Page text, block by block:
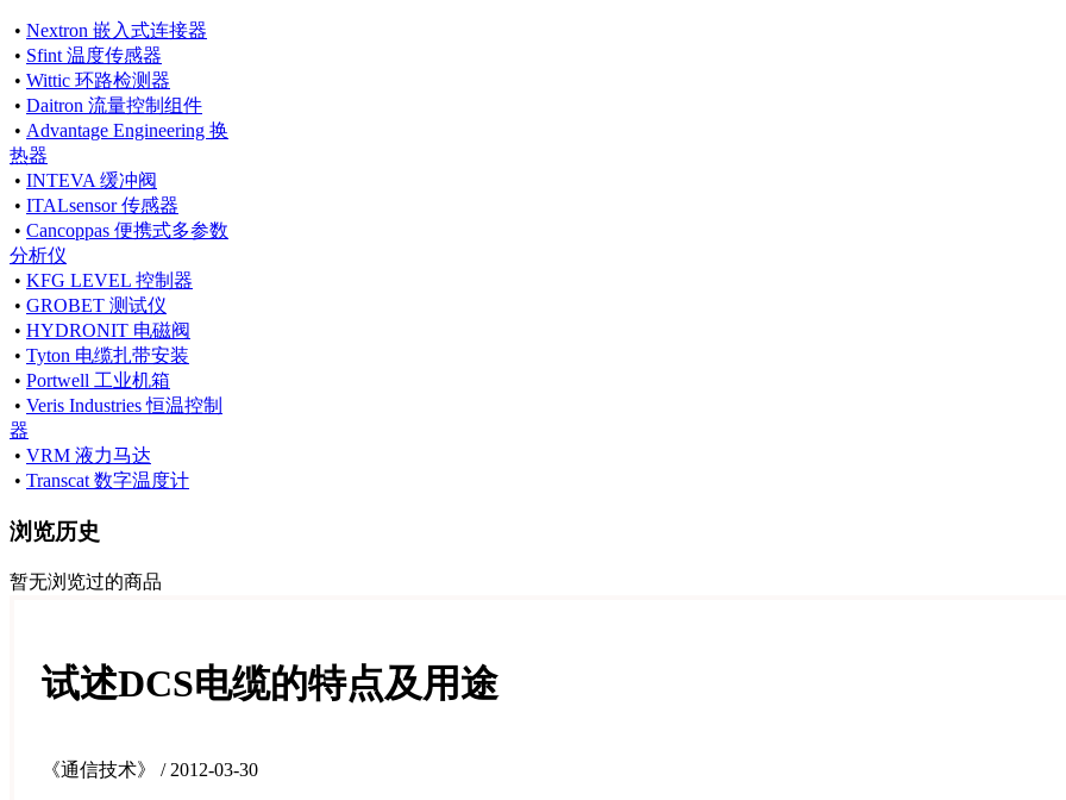
• Nextron 嵌入式连接器
• Sfint 温度传感器
• Wittic 环路检测器
• Daitron 流量控制组件
• Advantage Engineering 换
热器
• INTEVA 缓冲阀
• ITALsensor 传感器
• Cancoppas 便携式多参数
分析仪
• KFG LEVEL 控制器
• GROBET 测试仪
• HYDRONIT 电磁阀
• Tyton 电缆扎带安装
• Portwell 工业机箱
• Veris Industries 恒温控制
器
• VRM 液力马达
• Transcat 数字温度计
浏览历史
暂无浏览过的商品
试述DCS电缆的特点及用途
《通信技术》 / 2012-03-30